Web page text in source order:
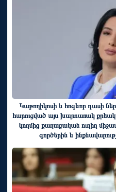
Կաթողիկոսի և հոգևոր դասի
հարուցված այս խայտառակ
կողմից քաղաքական ուղիղ
գործերին և